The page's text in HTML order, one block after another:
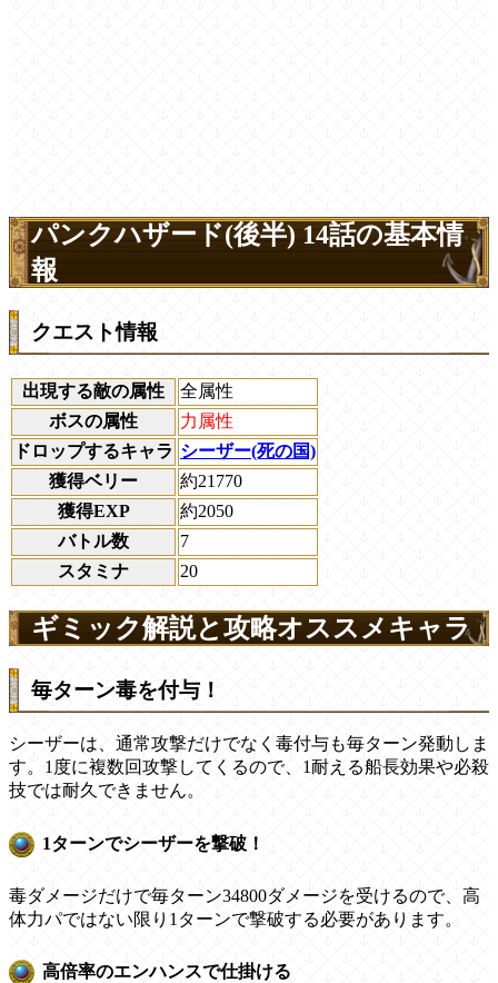
パンクハザード(後半) 14話の基本情
報
クエスト情報
出現する敵の属性
全属性
ボスの属性
力属性
ドロップするキャラ シーザー(死の国)
獲得ベリー
約21770
獲得EXP
約2050
バトル数
7
スタミナ
20
ギミック解説と攻略オススメキャラ
毎ターン毒を付与！
シーザーは、通常攻撃だけでなく毒付与も毎ターン発動しま
す。1度に複数回攻撃してくるので、1耐える船長効果や必殺
技では耐久できません。
1ターンでシーザーを撃破！
毒ダメージだけで毎ターン34800ダメージを受けるので、高
体力パではない限り1ターンで撃破する必要があります。
高倍率のエンハンスで仕掛ける